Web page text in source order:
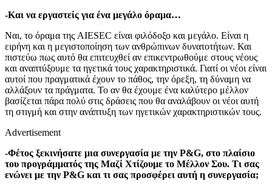
-Και να εργαστείς για ένα μεγάλο όραμα…
Ναι, το όραμα της AIESEC είναι φιλόδοξο και μεγάλο. Είναι η
ειρήνη και η μεγιστοποίηση των ανθρώπινων δυνατοτήτων. Και
πιστεύω πως αυτό θα επιτευχθεί αν επικεντρωθούμε στους νέους
και αναπτύξουμε τα ηγετικά τους χαρακτηριστικά. Γιατί οι νέοι είναι
αυτοί που πραγματικά έχουν το πάθος, την όρεξη, τη δύναμη να
αλλάξουν τα πράγματα. Το αν θα έχουμε ένα καλύτερο μέλλον
βασίζεται πάρα πολύ στις δράσεις που θα αναλάβουν οι νέοι αυτή
τη στιγμή και στην ανάπτυξη των ηγετικών χαρακτηριστικών τους.
Advertisement
-Φέτος ξεκινήσατε μια συνεργασία με την P&G, στο πλαίσιο
του προγράμματός της Μαζί Χτίζουμε το Μέλλον Σου. Τι σας
ενώνει με την P&G και τι σας προσφέρει αυτή η συνεργασία;